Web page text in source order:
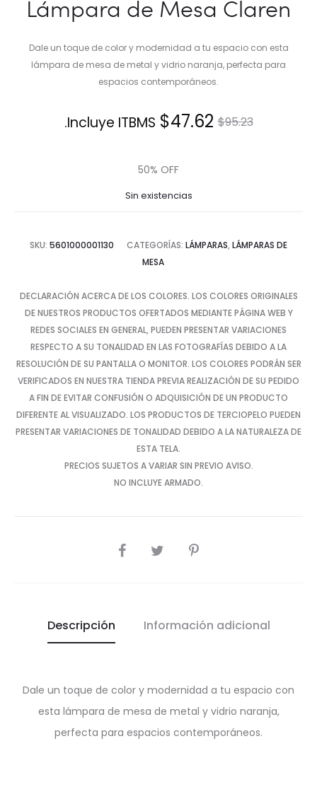
Lámpara de Mesa Claren
Dale un toque de color y modernidad a tu espacio con esta
lámpara de mesa de metal y vidrio naranja, perfecta para
espacios contemporáneos.
$95.23
El
original
$95.23.
$47.62
El
actual
$47.62.
Incluye ITBMS.
50% OFF
Sin existencias
SKU: 5601000001130 CATEGORÍAS: LÁMPARAS, LÁMPARAS DE
MESA
DECLARACIÓN ACERCA DE LOS COLORES. LOS COLORES ORIGINALES
DE NUESTROS PRODUCTOS OFERTADOS MEDIANTE PÁGINA WEB Y
REDES SOCIALES EN GENERAL, PUEDEN PRESENTAR VARIACIONES
RESPECTO A SU TONALIDAD EN LAS FOTOGRAFÍAS DEBIDO A LA
RESOLUCIÓN DE SU PANTALLA O MONITOR. LOS COLORES PODRÁN SER
VERIFICADOS EN NUESTRA TIENDA PREVIA REALIZACIÓN DE SU PEDIDO
A FIN DE EVITAR CONFUSIÓN O ADQUISICIÓN DE UN PRODUCTO
DIFERENTE AL VISUALIZADO. LOS PRODUCTOS DE TERCIOPELO PUEDEN
PRESENTAR VARIACIONES DE TONALIDAD DEBIDO A LA NATURALEZA DE
ESTA TELA.
PRECIOS SUJETOS A VARIAR SIN PREVIO AVISO.
NO INCLUYE ARMADO.
SHARE
Descripción Información adicional
Dale un toque de color y modernidad a tu espacio con
esta lámpara de mesa de metal y vidrio naranja,
perfecta para espacios contemporáneos.